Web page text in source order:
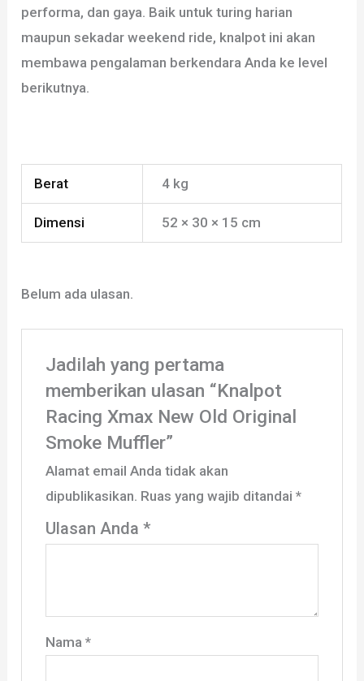
performa, dan gaya. Baik untuk turing harian
maupun sekadar weekend ride, knalpot ini akan
membawa pengalaman berkendara Anda ke level
berikutnya.
Berat 4 kg
Dimensi 52 × 30 × 15 cm
Belum ada ulasan.
Jadilah yang pertama
memberikan ulasan “Knalpot
Racing Xmax New Old Original
Smoke Muffler”
Alamat email Anda tidak akan
dipublikasikan. Ruas yang wajib ditandai *
Ulasan Anda *
Nama *